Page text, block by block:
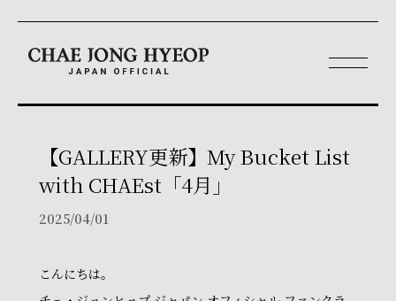
【GALLERY更新】My Bucket List
with CHAEst「4月」
2025/04/01
こんにちは。